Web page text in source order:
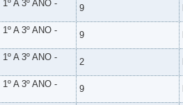
A 3º ANO -
9
A 3º ANO -
9
A 3º ANO -
2
A 3º ANO -
9